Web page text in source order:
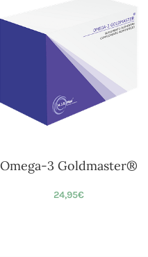
Omega-3 Goldmaster®
24,95€